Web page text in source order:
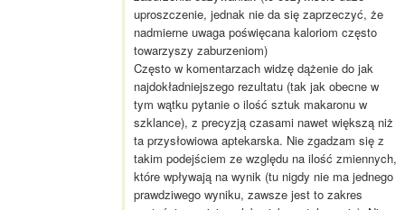
uproszczenie, jednak nie da się zaprzeczyć, że
nadmierne uwaga poświęcana kaloriom często
towarzyszy zaburzeniom)
Często w komentarzach widzę dążenie do jak
najdokładniejszego rezultatu (tak jak obecne w
tym wątku pytanie o ilość sztuk makaronu w
szklance), z precyzją czasami nawet większą niż
ta przysłowiowa aptekarska. Nie zgadzam się z
takim podejściem ze względu na ilość zmiennych,
które wpływają na wynik (tu nigdy nie ma jednego
prawdziwego wyniku, zawsze jest to zakres